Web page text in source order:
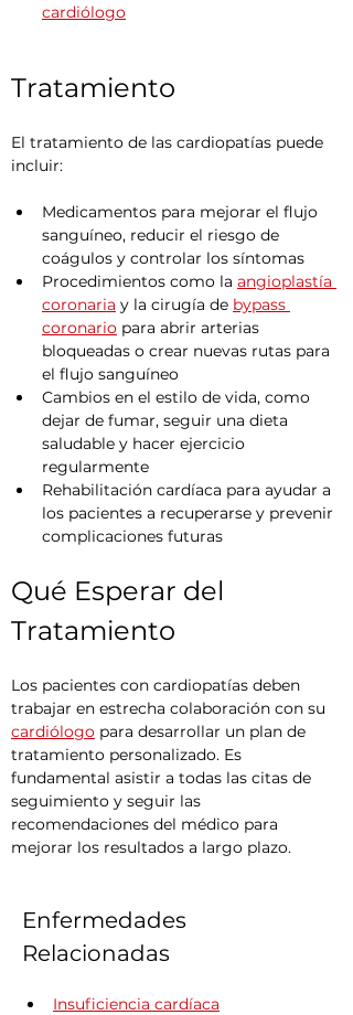
cardiólogo
Tratamiento
El tratamiento de las cardiopatías puede
incluir:
Medicamentos para mejorar el flujo
sanguíneo, reducir el riesgo de
coágulos y controlar los síntomas
Procedimientos como la angioplastía
coronaria y la cirugía de bypass
coronario para abrir arterias
bloqueadas o crear nuevas rutas para
el flujo sanguíneo
Cambios en el estilo de vida, como
dejar de fumar, seguir una dieta
saludable y hacer ejercicio
regularmente
Rehabilitación cardíaca para ayudar a
los pacientes a recuperarse y prevenir
complicaciones futuras
Qué Esperar del
Tratamiento
Los pacientes con cardiopatías deben
trabajar en estrecha colaboración con su
cardiólogo para desarrollar un plan de
tratamiento personalizado. Es
fundamental asistir a todas las citas de
seguimiento y seguir las
recomendaciones del médico para
mejorar los resultados a largo plazo.
Enfermedades
Relacionadas
Insuficiencia cardíaca